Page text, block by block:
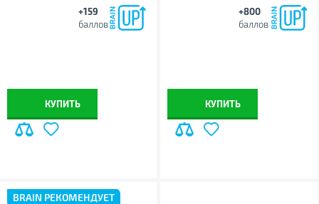
+159
баллов
КУПИТЬ
+800
баллов
КУПИТЬ
BRAIN РЕКОМЕНДУЕТ